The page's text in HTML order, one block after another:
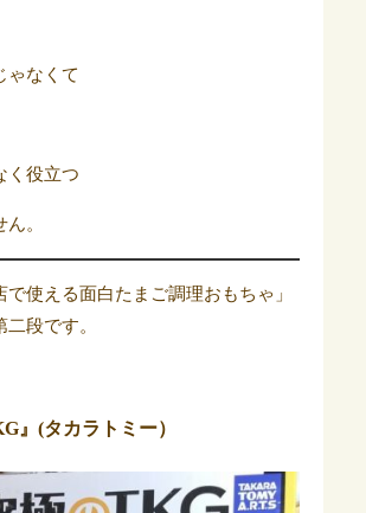
ゃなくて
く役立つ
。
で使える面白たまご調理おもちゃ」
段です。
』(タカラトミー）